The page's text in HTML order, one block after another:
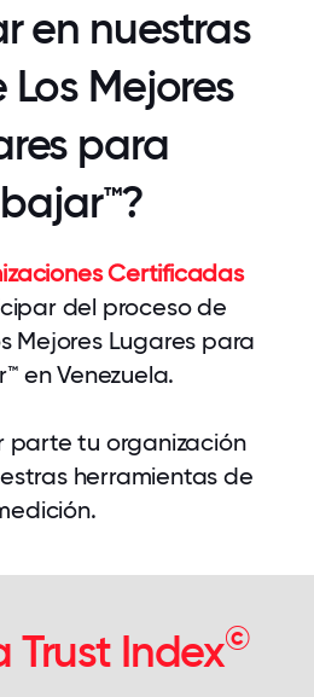
en nuestras
Los Mejores
para
Certificadas
del proceso de
Mejores Lugares para
en Venezuela.
parte tu organización
herramientas de
Trust Index©